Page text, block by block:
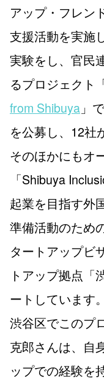
アップ・フレン
支援活動を実施
実験をし、官民
るプロジェクト
from Shibuya 」
を公募し、12社
そのほかにもオ
「Shibuya
起業を目指す外
準備活動のため
タートアップビ
トアップ拠点「
ートしています。
渋谷区でこのプ
克郎さんは、自
ップでの経験を